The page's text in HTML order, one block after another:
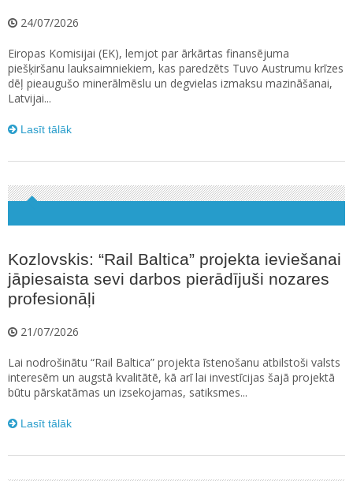
24/07/2026
Eiropas Komisijai (EK), lemjot par ārkārtas finansējuma
piešķiršanu lauksaimniekiem, kas paredzēts Tuvo Austrumu krīzes
dēļ pieaugušo minerālmēslu un degvielas izmaksu mazināšanai,
Latvijai...
Lasīt tālāk
Kozlovskis: “Rail Baltica” projekta ieviešanai
jāpiesaista sevi darbos pierādījuši nozares
profesionāļi
21/07/2026
Lai nodrošinātu “Rail Baltica” projekta īstenošanu atbilstoši valsts
interesēm un augstā kvalitātē, kā arī lai investīcijas šajā projektā
būtu pārskatāmas un izsekojamas, satiksmes...
Lasīt tālāk